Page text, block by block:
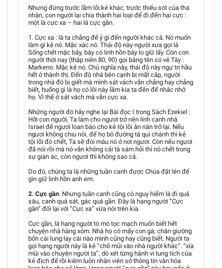
Nhưng đứng trước lầm lỗi kẻ khác, trước thiếu sót của tha
nhân, con người lại chia thành hai loại để đi đến hai cực :
một là cực xa – hai là cực gần.
1. Cực xa : là ta chẳng để ý gì đến người khác cả. Nó muốn
làm gì kệ nó. Mặc xác nó. Thái độ này người xưa gọi là
Sống chết mặc bây, bây có linh hồn bây lo giữ lấy. Còn con
người thời nay (thập niên 80, 90) gọi bằng tên có vẻ Tây :
Markeno. Mặc kệ nó. Chủ nghĩa này, thái độ này ngự trị hầu
hết ở thành thị. Đến độ nhà bên cạnh bị mất cắp, người
trong nhà đó bị giết mà mình sát vách vẫn chẳng hay chẳng
biết, huống gì là họ có lỗi này lầm kia ta đến để nhắc nhở
họ. Vì thế ở sát vách mà vẫn cực xa.
Những người đó hãy nghe lại Bài đọc I trong Sách Ezekiel :
Hỡi con người, Ta làm cho ngươi trở nên lính canh nhà
Israel để ngươi loan báo cho kẻ tội lỗi ăn năn trở lại. Nếu
ngươi không chịu nói, để họ bỏ đường tà qui chánh thì kẻ
tội lỗi đó chết, Ta sẽ đòi máu nó ở nơi ngươi. Còn nếu ngươi
đã nói rồi mà nó vẫn không cải tà sám hối thì nó chết trong
sự gian ác, còn ngươi thì không sao cả.
Do đó, chúng ta là những tuần canh được Chúa đặt lên để
gìn giữ linh hồn anh em.
2. Cực gần. Nhưng tuần canh cũng có nguy hiểm là đi quá
sâu, canh quá sát, gác quá gần. Đây là hạng người “Cực
gần” đối lại với “Cực xa” vừa nói trên kia.
Cực gần, là hạng người tò mò tọc mạch muốn biết hết
chuyện nhà hàng xóm. Nhà họ có mấy con gà; chân giường
bốn cái lung lay cái nào mình cũng hay cũng biết. Người ta
gọi hạng người này là kẻ “chõ mũi vào nhà người khác”. “xía
mũi vào chuyện người ta”, dò xét từng hành vi tung tích của
kẻ địch để rồi kiêm luôn nhân viên sở thông tin văn hóa